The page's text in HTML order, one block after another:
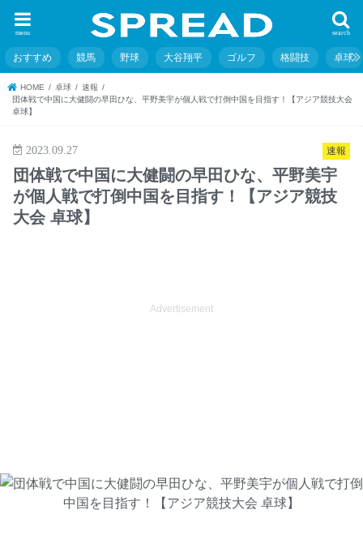
search
menu
おすすめ 競馬 野球 大谷翔平 ゴルフ 格闘技 卓球
HOME 卓球
速報
団体戦で中国に大健闘の早田ひな、平野美宇が個人戦で打倒中国を目指す！【アジア競技大会
卓球】
速報
2023.09.27
団体戦で中国に大健闘の早田ひな、平野美宇
が個人戦で打倒中国を目指す！【アジア競技
大会 卓球】
Advertisement